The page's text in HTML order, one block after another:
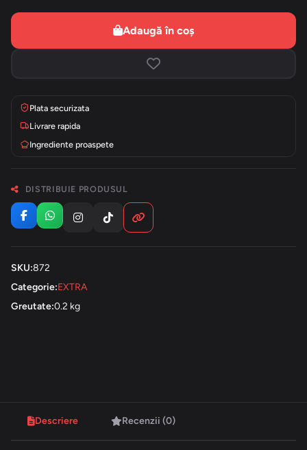
Adaugă în coș
Plata securizata
Livrare rapida
Ingrediente proaspete
DISTRIBUIE PRODUSUL
SKU:872
Categorie:EXTRA
Greutate:0.2 kg
Descriere Recenzii (0)